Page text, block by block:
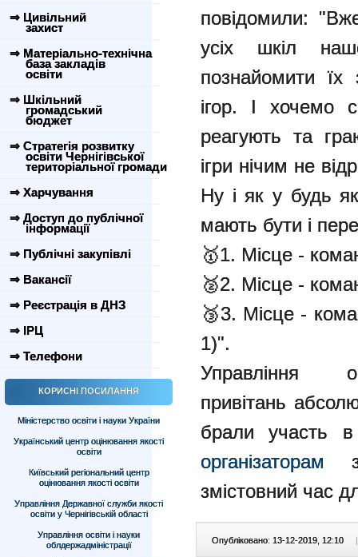
⇒ Цивільний
захист
⇒ Матеріально-технічна
база закладів
освіти
⇒ Шкільний
громадський
бюджет
⇒ Стратегія розвитку
освіти Чернігівської
територіальної громади
⇒ Харчування
⇒ Доступ до публічної
інформації
⇒ Публічні закупівлі
⇒ Вакансії
⇒ Реєстрація в ДНЗ
⇒ ІРЦ
⇒ Телефони
КОРИСНІ ПОСИЛАННЯ
Міністерство освіти і науки України
Український центр оцінювання якості
освіти
Київський регіональний центр
оцінювання якості освіти
Управління Державної служби якості
освіти у Чернігівській області
Управління освіти і науки
облдержадміністрації
повідомили: "
усіх шкіл
познайомити їх
ігор. І хочемо
реагують та
ігри нічим не
Ну і як у будь
мають бути і
🥇1. Місце -
🥈2. Місце -
🥉3. Місце -
1)".
Управління
привітань
брали участь в
організаторам
змістовний час
Опубліковано: 13-12-2019, 12:10 |